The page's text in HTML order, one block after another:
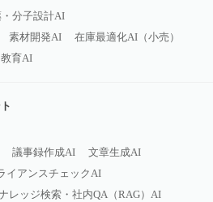
分子設計AI
素材開発AI
在庫最適化AI（小売）
教育AI
議事録作成AI
文章生成AI
イアンスチェックAI
レッジ検索・社内QA（RAG）AI